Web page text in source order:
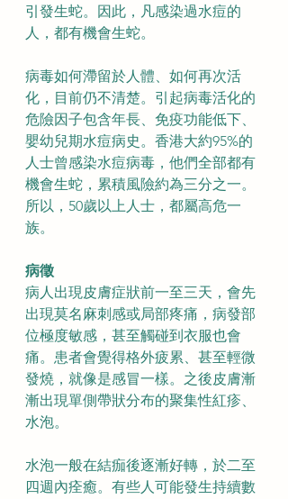
引發生蛇。因此，凡感染過水痘的
人，都有機會生蛇。
病毒如何滯留於人體、如何再次活
化，目前仍不清楚。引起病毒活化的
危險因子包含年長、免疫功能低下、
嬰幼兒期水痘病史。香港大約95%的
人士曾感染水痘病毒，他們全部都有
機會生蛇，累積風險約為三分之一。
所以，50歲以上人士，都屬高危一
族。
病徵
病人出現皮膚症狀前一至三天，會先
出現莫名麻刺感或局部疼痛，病發部
位極度敏感，甚至觸碰到衣服也會
痛。患者會覺得格外疲累、甚至輕微
發燒，就像是感冒一樣。之後皮膚漸
漸出現單側帶狀分布的聚集性紅疹、
水泡。
水泡一般在結痂後逐漸好轉，於二至
四週內痊癒。有些人可能發生持續數